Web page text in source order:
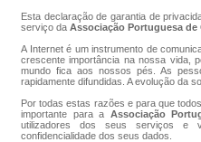
Esta declaração de garantia de
serviço da Associação Portuguesa de
A Internet é um instrumento de
crescente importância na nossa vida,
mundo fica aos nossos pés. As
rapidamente difundidas. A evolução da
Por todas estas razões e para que
importante para a Associação
utilizadores dos seus serviços e
confidencialidade dos seus dados.